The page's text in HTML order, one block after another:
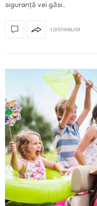
siguranță vei găsi…
1 DISTRIBUIRI